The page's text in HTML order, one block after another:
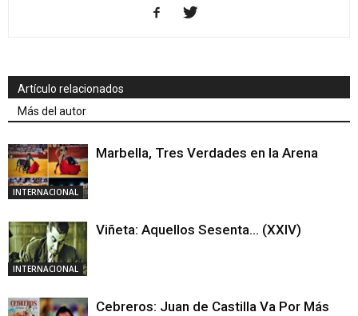
Artículo relacionados
Más del autor
INTERNACIONAL
Marbella, Tres Verdades en la Arena
INTERNACIONAL
Viñeta: Aquellos Sesenta… (XXIV)
Cebreros: Juan de Castilla Va Por Más